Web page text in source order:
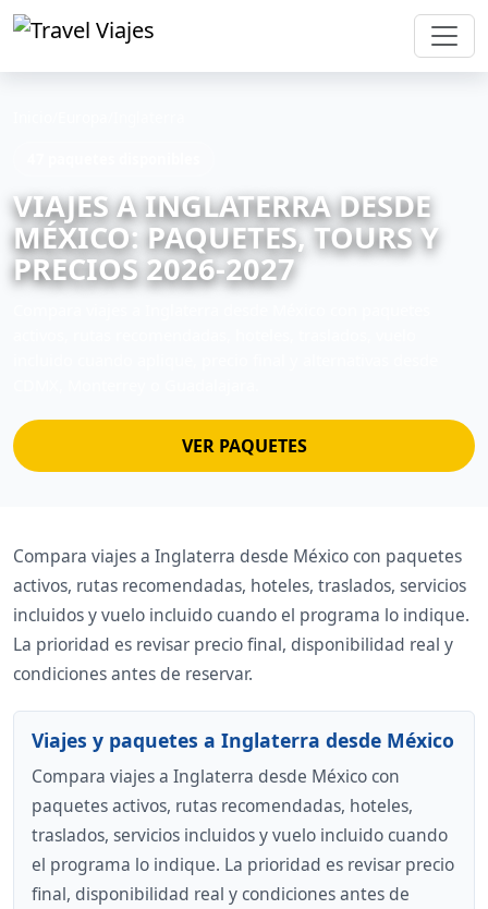
VIAJES A INGLATERRA DESDE
MÉXICO: PAQUETES, TOURS Y
PRECIOS 2026-2027
VER PAQUETES
Compara viajes a Inglaterra desde México con paquetes
activos, rutas recomendadas, hoteles, traslados, servicios
incluidos y vuelo incluido cuando el programa lo indique.
La prioridad es revisar precio final, disponibilidad real y
condiciones antes de reservar.
Viajes y paquetes a Inglaterra desde México
Compara viajes a Inglaterra desde México con
paquetes activos, rutas recomendadas, hoteles,
traslados, servicios incluidos y vuelo incluido cuando
el programa lo indique. La prioridad es revisar precio
final, disponibilidad real y condiciones antes de